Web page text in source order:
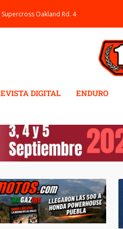
Supercross Oakland Rd. 4
DIGITAL ENDURO